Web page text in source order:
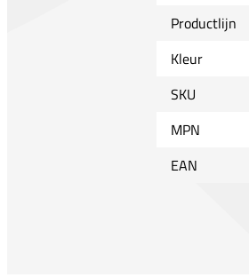
Productlijn
Kleur
SKU
MPN
EAN